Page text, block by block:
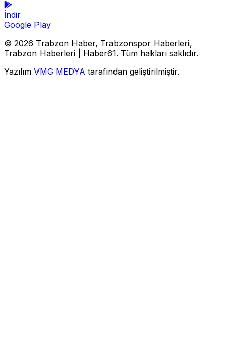
İndir
Google Play
© 2026 Trabzon Haber, Trabzonspor Haberleri,
Trabzon Haberleri | Haber61. Tüm hakları saklıdır.
Yazılım VMG MEDYA tarafından geliştirilmiştir.